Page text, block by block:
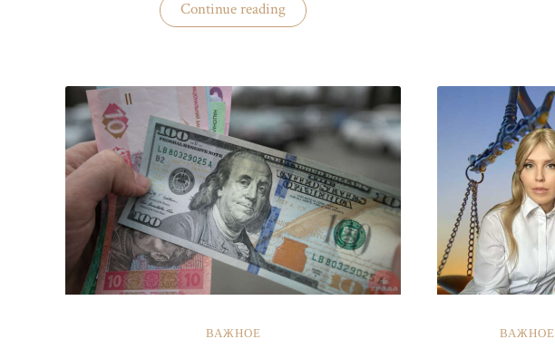
Continue reading«Зайферт
Евгений
федерации
Смирнов
Евгений
Алексеевич»
ВАЖНОЕ ВАЖНОЕ